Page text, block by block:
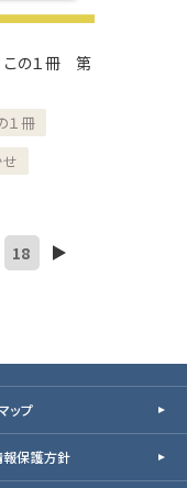
この１冊 第
１冊
18
ップ
保護方針